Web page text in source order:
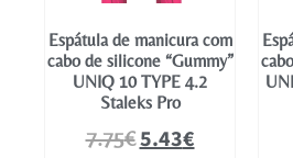
Espátula de manicura com
cabo de silicone “Gummy”
UNIQ 10 TYPE 4.2
Staleks Pro
7.75€5.43€